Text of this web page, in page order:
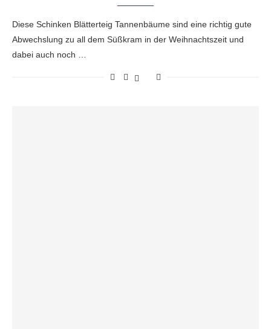
Diese Schinken Blätterteig Tannenbäume sind eine richtig gute
Abwechslung zu all dem Süßkram in der Weihnachtszeit und
dabei auch noch …